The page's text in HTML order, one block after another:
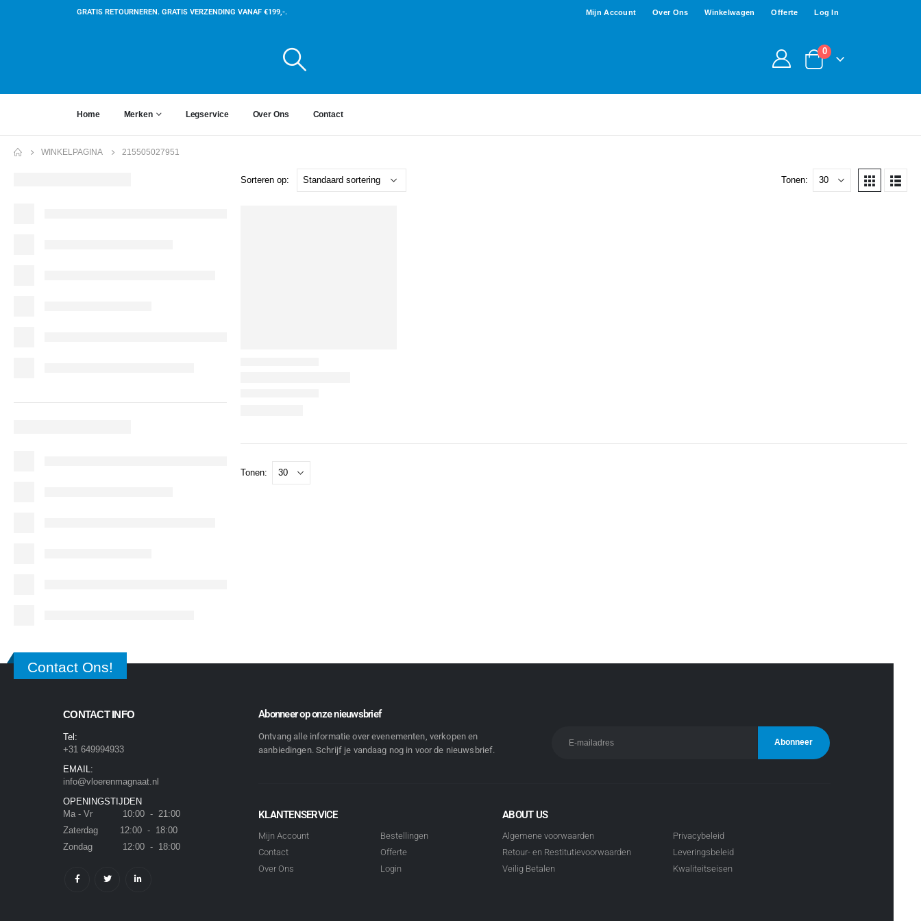
GRATIS RETOURNEREN. GRATIS VERZENDING VANAF €199,-. Mijn Account Over Ons Winkelwagen Offerte Log In
0
Home Merken Legservice Over Ons Contact
WINKELPAGINA 215505027951
Sorteren op: Tonen:
Tonen:
Contact Ons!
CONTACT INFO
Tel:
+31 649994933
EMAIL:
info@vloerenmagnaat.nl
OPENINGSTIJDEN
Ma - Vr 10:00 - 21:00
Zaterdag 12:00 - 18:00
Zondag 12:00 - 18:00
Abonneer op onze nieuwsbrief
Ontvang alle informatie over evenementen, verkopen en
aanbiedingen. Schrijf je vandaag nog in voor de nieuwsbrief.
KLANTENSERVICE
Mijn Account
Contact
Over Ons
Bestellingen
Offerte
Login
ABOUT US
Algemene voorwaarden
Retour- en Restitutievoorwaarden
Veilig Betalen
Privacybeleid
Leveringsbeleid
Kwaliteitseisen